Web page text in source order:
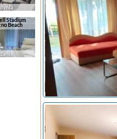
Stadium
Beach